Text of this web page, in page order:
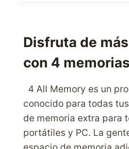
UTILIZANDO
LOS
PRODUCTOS
USA
PARA
TU
SER
QUERIDO
Disfruta de
con 4 memorias
4 All Memory es un
conocido para todas
de memoria extra para
portátiles y PC. La